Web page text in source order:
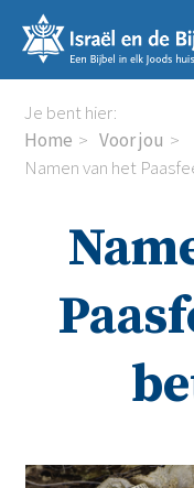
links
naar
de
inhoud
naar
de
Je bent hier:
Home
Voor jou
Namen van het